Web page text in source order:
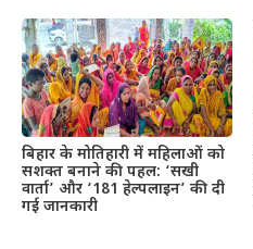
बिहार के मोतिहारी में महिलाओं को
सशक्त बनाने की पहल: ‘सखी
वार्ता’ और ‘181 हेल्पलाइन’ की दी
गई जानकारी